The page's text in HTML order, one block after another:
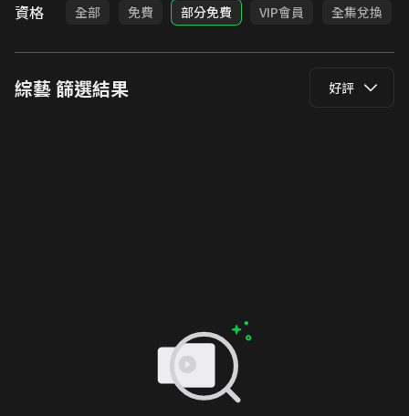
資格 全部 免費 部分免費 VIP會員 全集兌換
綜藝篩選結果 好評